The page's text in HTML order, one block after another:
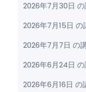
2026年7月30日 の
2026年7月15日 の
2026年7月7日 の
2026年6月24日 の
2026年6月16日 の